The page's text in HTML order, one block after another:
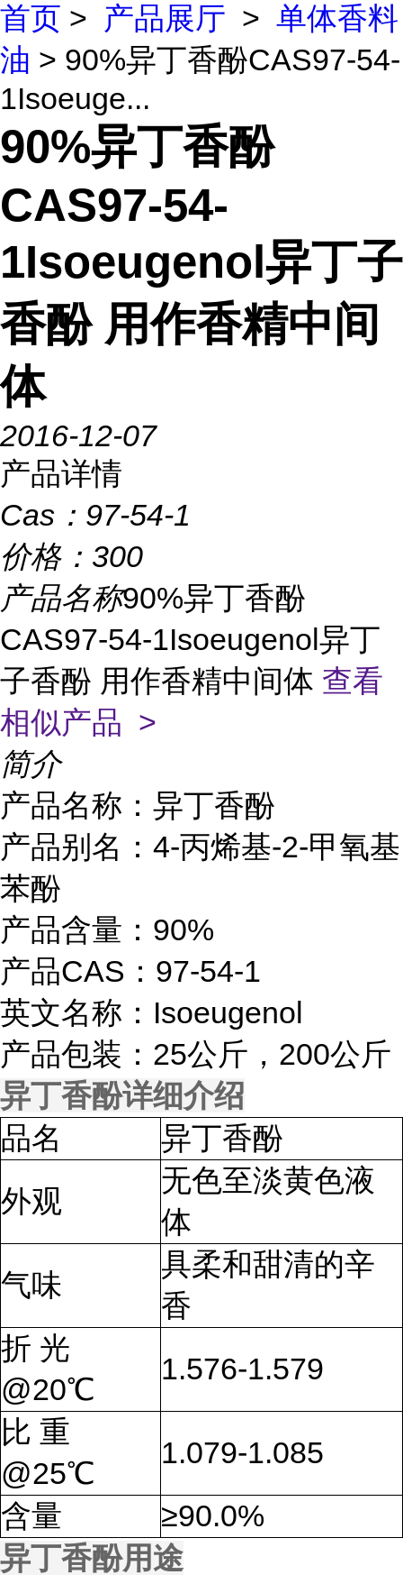
首页 > 产品展厅 > 单体香料
油 > 90%异丁香酚CAS97-54-
1Isoeuge...
90%异丁香酚
CAS97-54-
1Isoeugenol异丁子
香酚 用作香精中间
体
2016-12-07
产品详情
Cas： 97-54-1
价格： 300
产品名称90%异丁香酚
CAS97-54-1Isoeugenol异丁
子香酚 用作香精中间体 查看
相似产品 >
简介
产品名称：异丁香酚
产品别名：4-丙烯基-2-甲氧基
苯酚
产品含量：90%
产品CAS：97-54-1
英文名称：Isoeugenol
产品包装：25公斤，200公斤
异丁香酚详细介绍
品名
异丁香酚
外观
无色至淡黄色液
体
气味
具柔和甜清的辛
香
折 光
@20℃
1.576-1.579
比 重
@25℃
1.079-1.085
含量
≥90.0%
异丁香酚用途